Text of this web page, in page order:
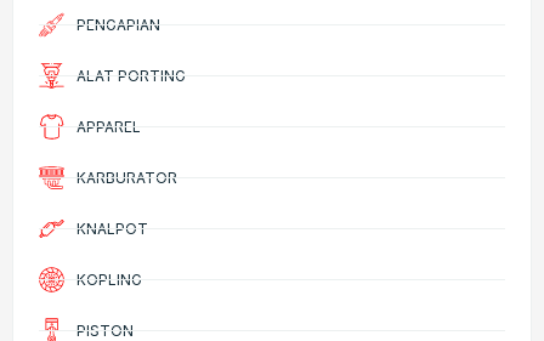
PENGAPIAN
ALAT PORTING
APPAREL
KARBURATOR
KNALPOT
KOPLING
PISTON